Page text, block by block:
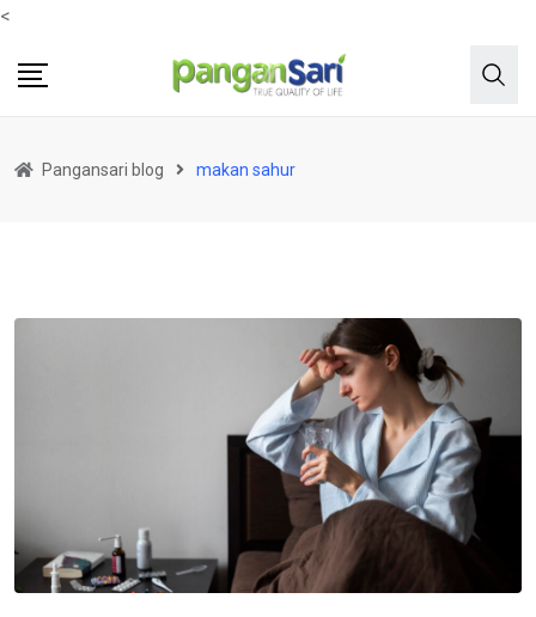
<
Pangansari blog makan sahur